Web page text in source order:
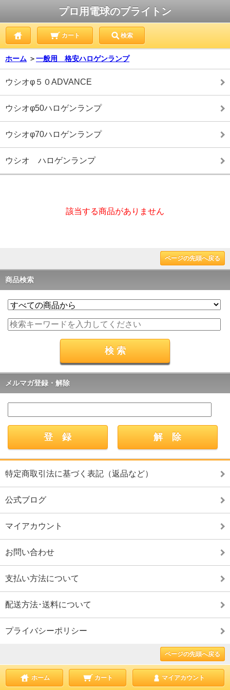
プロ用電球のブライトン
カート 検索
ホーム ＞一般用 格安ハロゲンランプ
ウシオφ５０ADVANCE
ウシオφ50ハロゲンランプ
ウシオφ70ハロゲンランプ
ウシオ ハロゲンランプ
該当する商品がありません
ページの先頭へ戻る
商品検索
メルマガ登録・解除
特定商取引法に基づく表記（返品など）
公式ブログ
マイアカウント
お問い合わせ
支払い方法について
配送方法･送料について
プライバシーポリシー
ページの先頭へ戻る
ホーム カート マイアカウント